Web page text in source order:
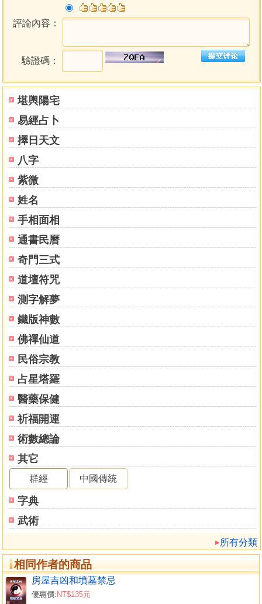
堪輿陽宅
易經占卜
擇日天文
八字
紫微
姓名
手相面相
通書民曆
奇門三式
道壇符咒
測字解夢
鐵版神數
佛禪仙道
民俗宗教
占星塔羅
醫藥保健
祈福開運
術數總論
其它
群經 中國傳統
字典
武術
所有分類
相同作者的商品
房屋吉凶和墳墓禁忌
優惠價: NT$135元
說天庭十、西方阿彌陀佛論法
說天庭十一、西方佛台八十八佛聖殿
說天庭十三、小西天耶、回聖殿堂
說天庭十四、認識耶和華
第三篇 天外天
一、玄境．乾元殿
二、乾元殿無極天父
三、坤元殿虛空地母娘
四、三界萬神佛天庭大會議
評論內容：
驗證碼：